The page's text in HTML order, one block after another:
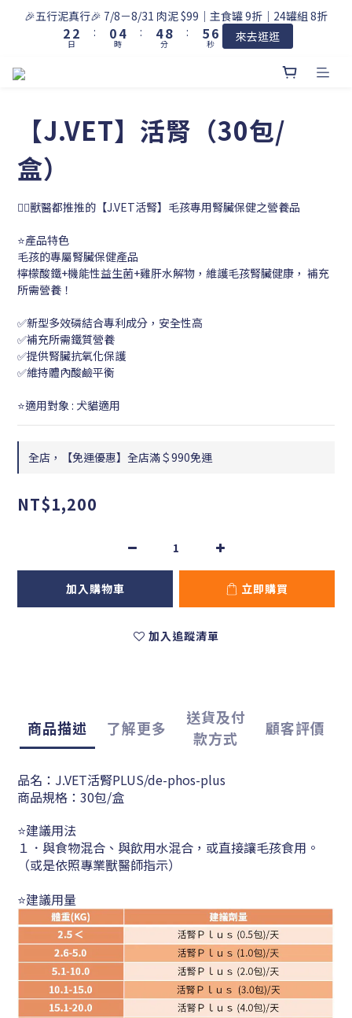
🎉五行泥真行🎉 7/8－8/31 肉泥 $99｜主食罐 9折｜24罐組 8折
3
2
1
3
2
1
日
:
1
0
5
4
3
時
:
5
4
3
9
8
7
3
2
分
:
6
5
4
7
6
5
1
0
秒 來去逛逛
【J.VET】活腎（30包/
盒）
👨‍⚕️獸醫都推推的【J.VET活腎】毛孩專用腎臟保健之營養品
⭐產品特色
毛孩的專屬腎臟保健產品
檸檬酸鐵+機能性益生菌+雞肝水解物，維護毛孩腎臟健康， 補充
所需營養！
✅新型多效磷結合專利成分，安全性高
✅補充所需鐵質營養
✅提供腎臟抗氧化保護
✅維持體內酸鹼平衡
⭐適用對象 : 犬貓適用
全店，【免運優惠】全店滿＄990免運
NT$1,200
加入購物車 立即購買
加入追蹤清單
商品描述 了解更多
送貨及付
款方式
顧客評價
品名：J.VET活腎PLUS/de-phos-plus
商品規格：30包/盒
⭐建議用法
１．與食物混合、與飲用水混合，或直接讓毛孩食用。
（或是依照專業獸醫師指示）
⭐建議用量